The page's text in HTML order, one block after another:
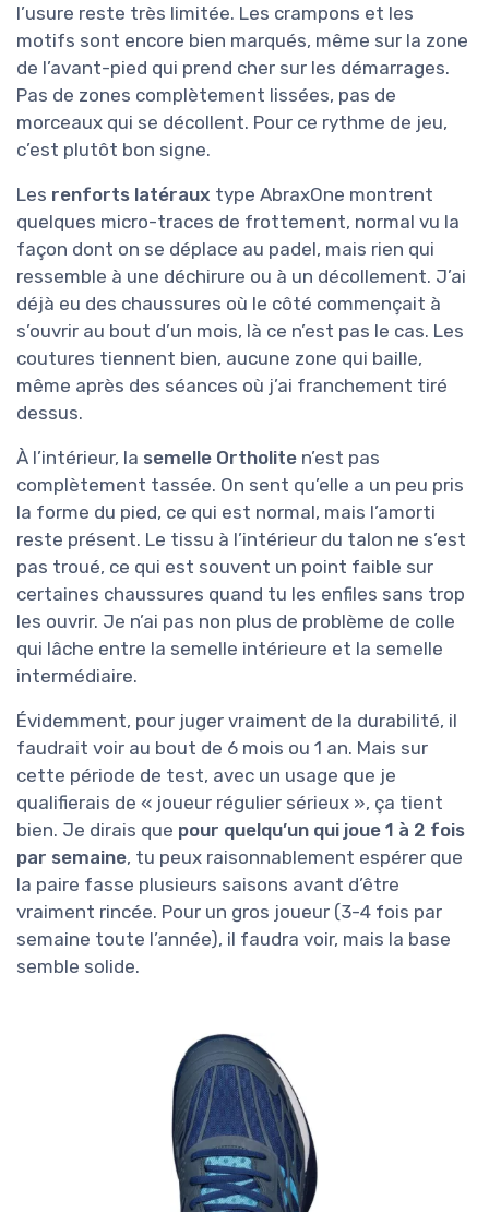
l’usure reste très limitée. Les crampons et les
motifs sont encore bien marqués, même sur la zone
de l’avant-pied qui prend cher sur les démarrages.
Pas de zones complètement lissées, pas de
morceaux qui se décollent. Pour ce rythme de jeu,
c’est plutôt bon signe.
Les renforts latéraux type AbraxOne montrent
quelques micro-traces de frottement, normal vu la
façon dont on se déplace au padel, mais rien qui
ressemble à une déchirure ou à un décollement. J’ai
déjà eu des chaussures où le côté commençait à
s’ouvrir au bout d’un mois, là ce n’est pas le cas. Les
coutures tiennent bien, aucune zone qui baille,
même après des séances où j’ai franchement tiré
dessus.
À l’intérieur, la semelle Ortholite n’est pas
complètement tassée. On sent qu’elle a un peu pris
la forme du pied, ce qui est normal, mais l’amorti
reste présent. Le tissu à l’intérieur du talon ne s’est
pas troué, ce qui est souvent un point faible sur
certaines chaussures quand tu les enfiles sans trop
les ouvrir. Je n’ai pas non plus de problème de colle
qui lâche entre la semelle intérieure et la semelle
intermédiaire.
Évidemment, pour juger vraiment de la durabilité, il
faudrait voir au bout de 6 mois ou 1 an. Mais sur
cette période de test, avec un usage que je
qualifierais de « joueur régulier sérieux », ça tient
bien. Je dirais que pour quelqu’un qui joue 1 à 2 fois
par semaine, tu peux raisonnablement espérer que
la paire fasse plusieurs saisons avant d’être
vraiment rincée. Pour un gros joueur (3-4 fois par
semaine toute l’année), il faudra voir, mais la base
semble solide.